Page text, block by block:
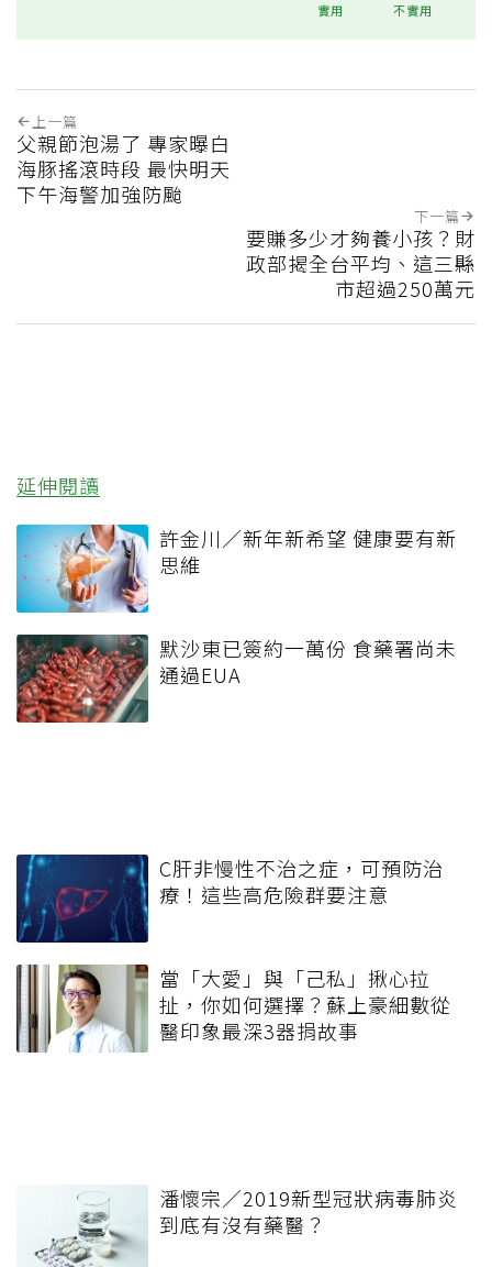
實用 不實用
上一篇
父親節泡湯了 專家曝白
海豚搖滾時段 最快明天
下午海警加強防颱
下一篇
要賺多少才夠養小孩？財
政部揭全台平均、這三縣
市超過250萬元
延伸閱讀
許金川／新年新希望 健康要有新
思維
默沙東已簽約一萬份 食藥署尚未
通過EUA
C肝非慢性不治之症，可預防治
療！這些高危險群要注意
當「大愛」與「己私」揪心拉
扯，你如何選擇？蘇上豪細數從
醫印象最深3器捐故事
潘懷宗／2019新型冠狀病毒肺炎
到底有沒有藥醫？